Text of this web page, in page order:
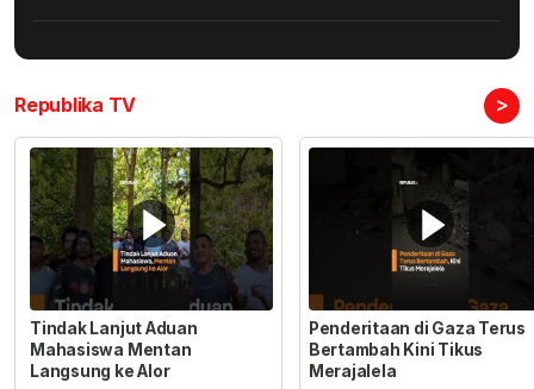
Republika TV >
Tindak Lanjut Aduan
Mahasiswa Mentan
Langsung ke Alor
Penderitaan di Gaza Terus
Bertambah Kini Tikus
Merajalela